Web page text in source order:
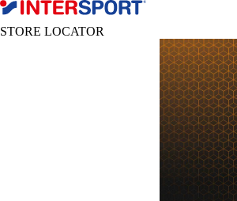
STORE LOCATOR